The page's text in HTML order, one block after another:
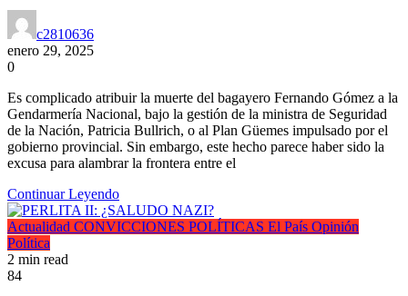
c2810636
enero 29, 2025
0
Es complicado atribuir la muerte del bagayero Fernando Gómez a la
Gendarmería Nacional, bajo la gestión de la ministra de Seguridad
de la Nación, Patricia Bullrich, o al Plan Güemes impulsado por el
gobierno provincial. Sin embargo, este hecho parece haber sido la
excusa para alambrar la frontera entre el
Continuar Leyendo
Actualidad CONVICCIONES POLÍTICAS El País Opinión
Política
2 min read
84